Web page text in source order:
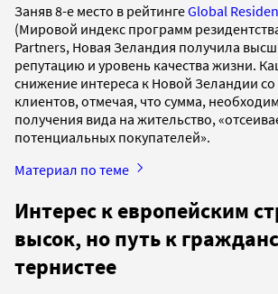
Заняв 8-е место в рейтингеGlobal
(Мировой индекс программ
Partners, Новая Зеландия получила
репутацию и уровень качества жизни.
снижение интереса к Новой Зеландии
клиентов, отмечая, что сумма,
получения вида на жительство,
потенциальных покупателей».
Материал по теме
Интерес к европейским
высок, но путь к
тернистее